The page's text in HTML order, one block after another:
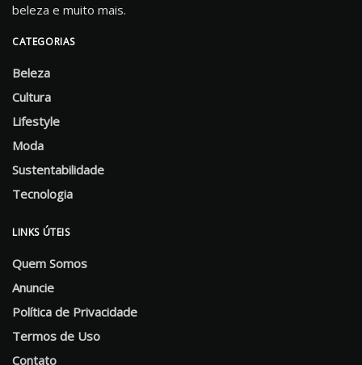
beleza e muito mais.
CATEGORIAS
Beleza
Cultura
Lifestyle
Moda
Sustentabilidade
Tecnologia
LINKS ÚTEIS
Quem Somos
Anuncie
Política de Privacidade
Termos de Uso
Contato